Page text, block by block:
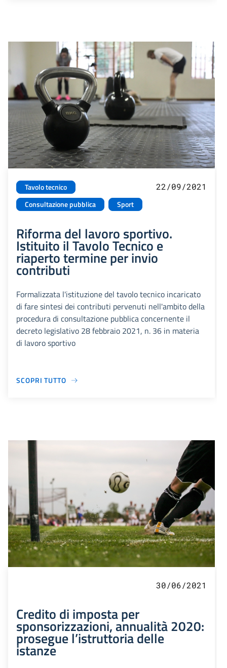
Tavolo tecnico
Consultazione pubblica
Sport
22/09/2021
Riforma del lavoro sportivo.
Istituito il Tavolo Tecnico e
riaperto termine per invio
contributi
Formalizzata l'istituzione del tavolo tecnico incaricato
di fare sintesi dei contributi pervenuti nell'ambito della
procedura di consultazione pubblica concernente il
decreto legislativo 28 febbraio 2021, n. 36 in materia
di lavoro sportivo
SCOPRI TUTTO
30/06/2021
Credito di imposta per
sponsorizzazioni, annualità 2020:
prosegue l’istruttoria delle
istanze